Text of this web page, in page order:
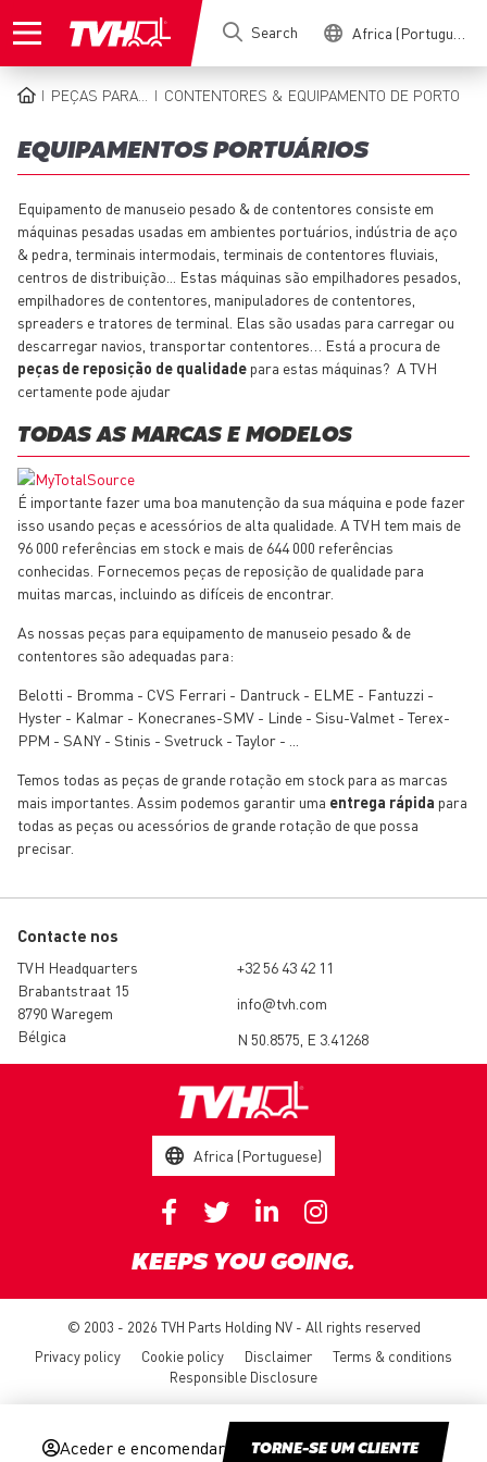
to
Search Africa (Portuguese)
Aceder e encomendar TORNE-SE UM CLIENTE
PEÇAS PARA... CONTENTORES & EQUIPAMENTO DE PORTO
EQUIPAMENTOS PORTUÁRIOS
Equipamento de manuseio pesado & de contentores consiste em
máquinas pesadas usadas em ambientes portuários, indústria de aço
& pedra, terminais intermodais, terminais de contentores fluviais,
centros de distribuição... Estas máquinas são empilhadores pesados,
empilhadores de contentores, manipuladores de contentores,
spreaders e tratores de terminal. Elas são usadas para carregar ou
descarregar navios, transportar contentores… Está a procura de
peças de reposição de qualidade para estas máquinas? A TVH
certamente pode ajudar
TODAS AS MARCAS E MODELOS
É importante fazer uma boa manutenção da sua máquina e pode fazer
isso usando peças e acessórios de alta qualidade. A TVH tem mais de
96 000 referências em stock e mais de 644 000 referências
conhecidas. Fornecemos peças de reposição de qualidade para
muitas marcas, incluindo as difíceis de encontrar.
As nossas peças para equipamento de manuseio pesado & de
contentores são adequadas para:
Belotti - Bromma - CVS Ferrari - Dantruck - ELME - Fantuzzi -
Hyster - Kalmar - Konecranes-SMV - Linde - Sisu-Valmet - Terex-
PPM - SANY - Stinis - Svetruck - Taylor - ...
Temos todas as peças de grande rotação em stock para as marcas
mais importantes. Assim podemos garantir uma entrega rápida para
todas as peças ou acessórios de grande rotação de que possa
precisar.
Contacte nos
TVH Headquarters
Brabantstraat 15
8790 Waregem
Bélgica
+32 56 43 42 11
info@tvh.com
N 50.8575, E 3.41268
Africa (Portuguese)
KEEPS YOU GOING.
© 2003 - 2026 TVH Parts Holding NV - All rights reserved
Privacy policy
Cookie policy Disclaimer
Terms & conditions
Responsible Disclosure